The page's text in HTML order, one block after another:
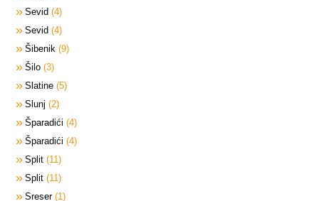
Sevid 4
Sevid 4
Šibenik 9
Šilo 3
Slatine 5
Slunj 2
Šparadići 4
Šparadići 4
Split 11
Split 11
Sreser 1